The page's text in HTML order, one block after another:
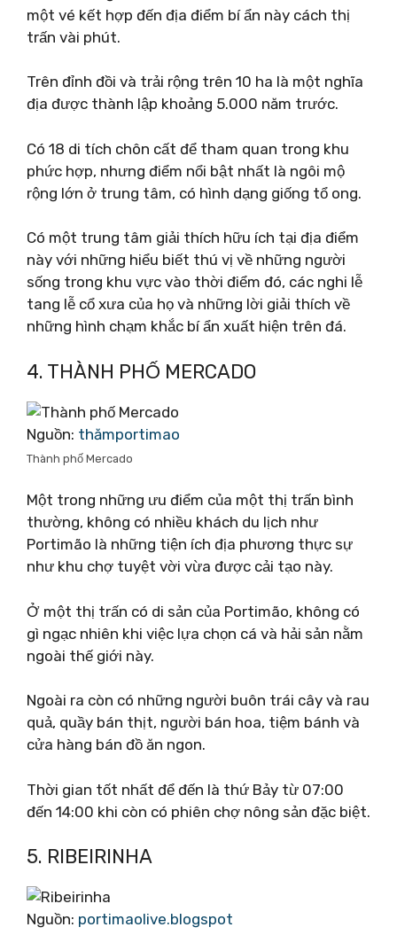
một vé kết hợp đến địa điểm bí ẩn này cách thị
trấn vài phút.
Trên đỉnh đồi và trải rộng trên 10 ha là một nghĩa
địa được thành lập khoảng 5.000 năm trước.
Có 18 di tích chôn cất để tham quan trong khu
phức hợp, nhưng điểm nổi bật nhất là ngôi mộ
rộng lớn ở trung tâm, có hình dạng giống tổ ong.
Có một trung tâm giải thích hữu ích tại địa điểm
này với những hiểu biết thú vị về những người
sống trong khu vực vào thời điểm đó, các nghi lễ
tang lễ cổ xưa của họ và những lời giải thích về
những hình chạm khắc bí ẩn xuất hiện trên đá.
4. THÀNH PHỐ MERCADO
Nguồn: thămportimao
Thành phố Mercado
Một trong những ưu điểm của một thị trấn bình
thường, không có nhiều khách du lịch như
Portimão là những tiện ích địa phương thực sự
như khu chợ tuyệt vời vừa được cải tạo này.
Ở một thị trấn có di sản của Portimão, không có
gì ngạc nhiên khi việc lựa chọn cá và hải sản nằm
ngoài thế giới này.
Ngoài ra còn có những người buôn trái cây và rau
quả, quầy bán thịt, người bán hoa, tiệm bánh và
cửa hàng bán đồ ăn ngon.
Thời gian tốt nhất để đến là thứ Bảy từ 07:00
đến 14:00 khi còn có phiên chợ nông sản đặc biệt.
5. RIBEIRINHA
Nguồn: portimaolive.blogspot